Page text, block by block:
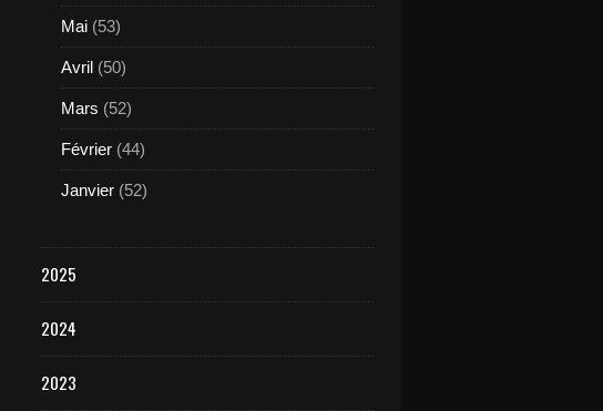
Mai (53)
Avril (50)
Mars (52)
Février (44)
Janvier (52)
2025
2024
2023